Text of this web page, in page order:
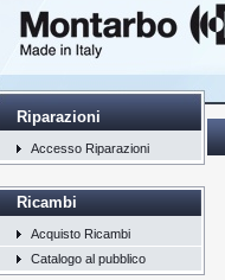
Riparazioni
Accesso Riparazioni
Ricambi
Acquisto Ricambi
Catalogo al pubblico